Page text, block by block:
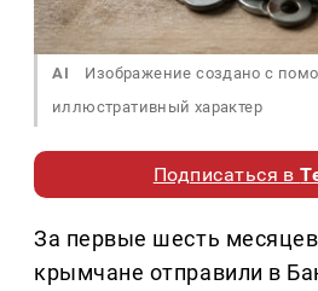
AI
Изображение создано с
иллюстративный характер
Подписаться в
За первые шесть месяцев
крымчане отправили в